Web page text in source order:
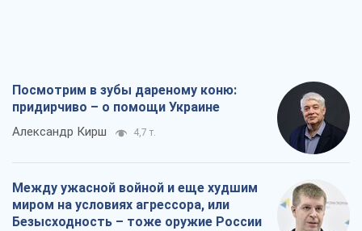
Посмотрим в зубы дареному коню:
придирчиво – о помощи Украине
Александр Кирш 4,7 т.
Между ужасной войной и еще худшим
миром на условиях агрессора, или
Безысходность – тоже оружие России